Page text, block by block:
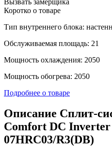
Коротко о товаре
Тип внутреннего блока:
Обслуживаемая площадь: 21
Мощность охлаждения: 2050
Мощность обогрева: 2050
Подробнее о товаре
Описание Сплит-
Comfort DC
07HRC03/R3(DB)